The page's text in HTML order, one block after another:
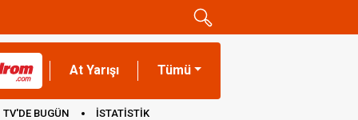
At Yarışı Tümü
TV'DE BUGÜN İSTATİSTİK